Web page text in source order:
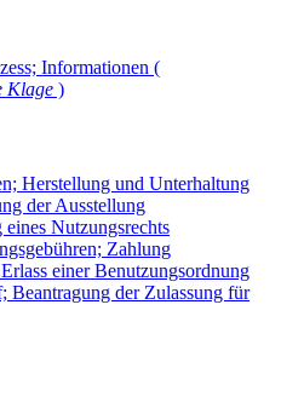
Informationen (
Klage )
Herstellung und Unterhaltung
der Ausstellung
Nutzungsrechts
Zahlung
einer Benutzungsordnung
Beantragung der Zulassung für